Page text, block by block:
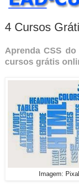
4 Cursos
Aprenda CSS
cursos grátis
Imagem: